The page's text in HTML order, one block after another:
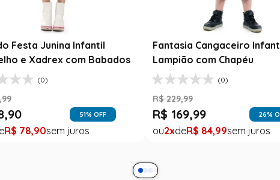
Roupa Festa Junina Bebê Menina
Fantasia Rosa Floral com Renda
R$ 189,99
R$ 99,99 47% OFF
1 R$
Saia Infantil Festa
Xadrez Preto com
R$ 129,99
R$ 78, 90
1 R$